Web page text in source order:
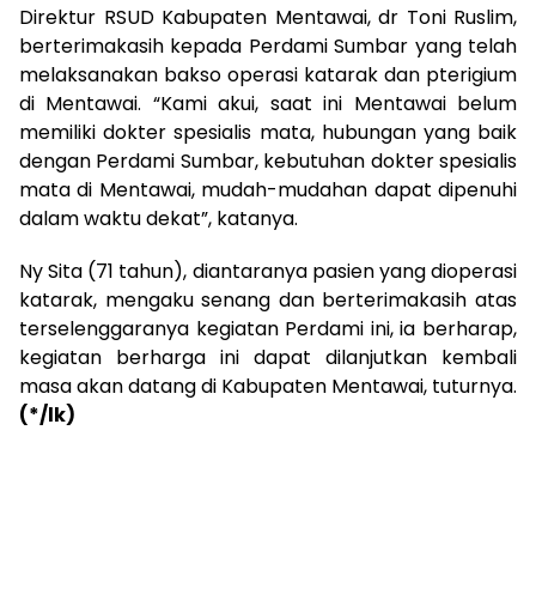
Direktur RSUD Kabupaten Mentawai, dr Toni Ruslim,
berterimakasih kepada Perdami Sumbar yang telah
melaksanakan bakso operasi katarak dan pterigium
di Mentawai. “Kami akui, saat ini Mentawai belum
memiliki dokter spesialis mata, hubungan yang baik
dengan Perdami Sumbar, kebutuhan dokter spesialis
mata di Mentawai, mudah-mudahan dapat dipenuhi
dalam waktu dekat”, katanya.
Ny Sita (71 tahun), diantaranya pasien yang dioperasi
katarak, mengaku senang dan berterimakasih atas
terselenggaranya kegiatan Perdami ini, ia berharap,
kegiatan berharga ini dapat dilanjutkan kembali
masa akan datang di Kabupaten Mentawai, tuturnya.
(*/lk)